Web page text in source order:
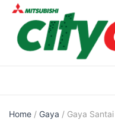
Skip
content
Home / Gaya / Gaya